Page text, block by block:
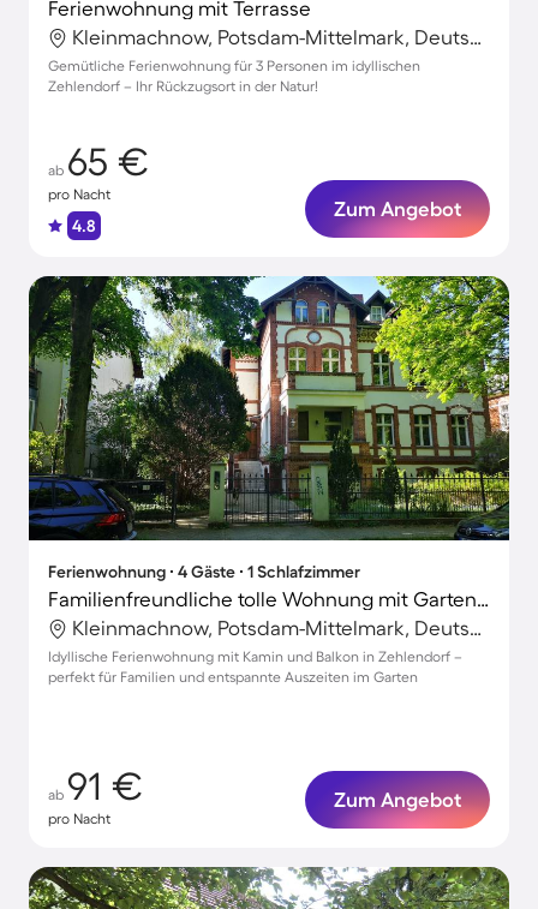
Ferienwohnung mit Terrasse
Kleinmachnow, Potsdam-Mittelmark, Deutschland
Gemütliche Ferienwohnung für 3 Personen im idyllischen
Zehlendorf – Ihr Rückzugsort in der Natur!
ab 65 €
pro Nacht
4.8
Zum Angebot
Ferienwohnung ∙ 4 Gäste ∙ 1 Schlafzimmer
Familienfreundliche tolle Wohnung mit Garten | Ideal für Homeoffice
Kleinmachnow, Potsdam-Mittelmark, Deutschland
Idyllische Ferienwohnung mit Kamin und Balkon in Zehlendorf –
perfekt für Familien und entspannte Auszeiten im Garten
ab 91 €
pro Nacht
Zum Angebot